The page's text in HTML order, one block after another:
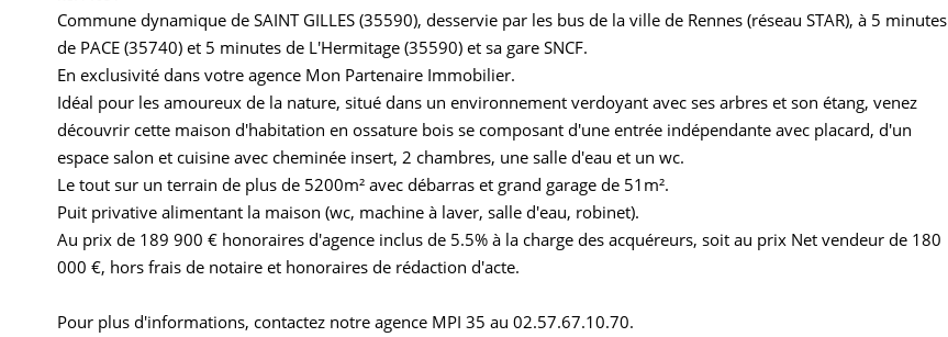
Commune dynamique de SAINT GILLES (35590), desservie par les bus de la ville de Rennes (réseau STAR), à 5 minutes
de PACE (35740) et 5 minutes de L'Hermitage (35590) et sa gare SNCF.
En exclusivité dans votre agence Mon Partenaire Immobilier.
Idéal pour les amoureux de la nature, situé dans un environnement verdoyant avec ses arbres et son étang, venez
découvrir cette maison d'habitation en ossature bois se composant d'une entrée indépendante avec placard, d'un
espace salon et cuisine avec cheminée insert, 2 chambres, une salle d'eau et un wc.
Le tout sur un terrain de plus de 5200m² avec débarras et grand garage de 51m².
Puit privative alimentant la maison (wc, machine à laver, salle d'eau, robinet).
Au prix de 189 900 € honoraires d'agence inclus de 5.5% à la charge des acquéreurs, soit au prix Net vendeur de 180
000 €, hors frais de notaire et honoraires de rédaction d'acte.
Pour plus d'informations, contactez notre agence MPI 35 au 02.57.67.10.70.